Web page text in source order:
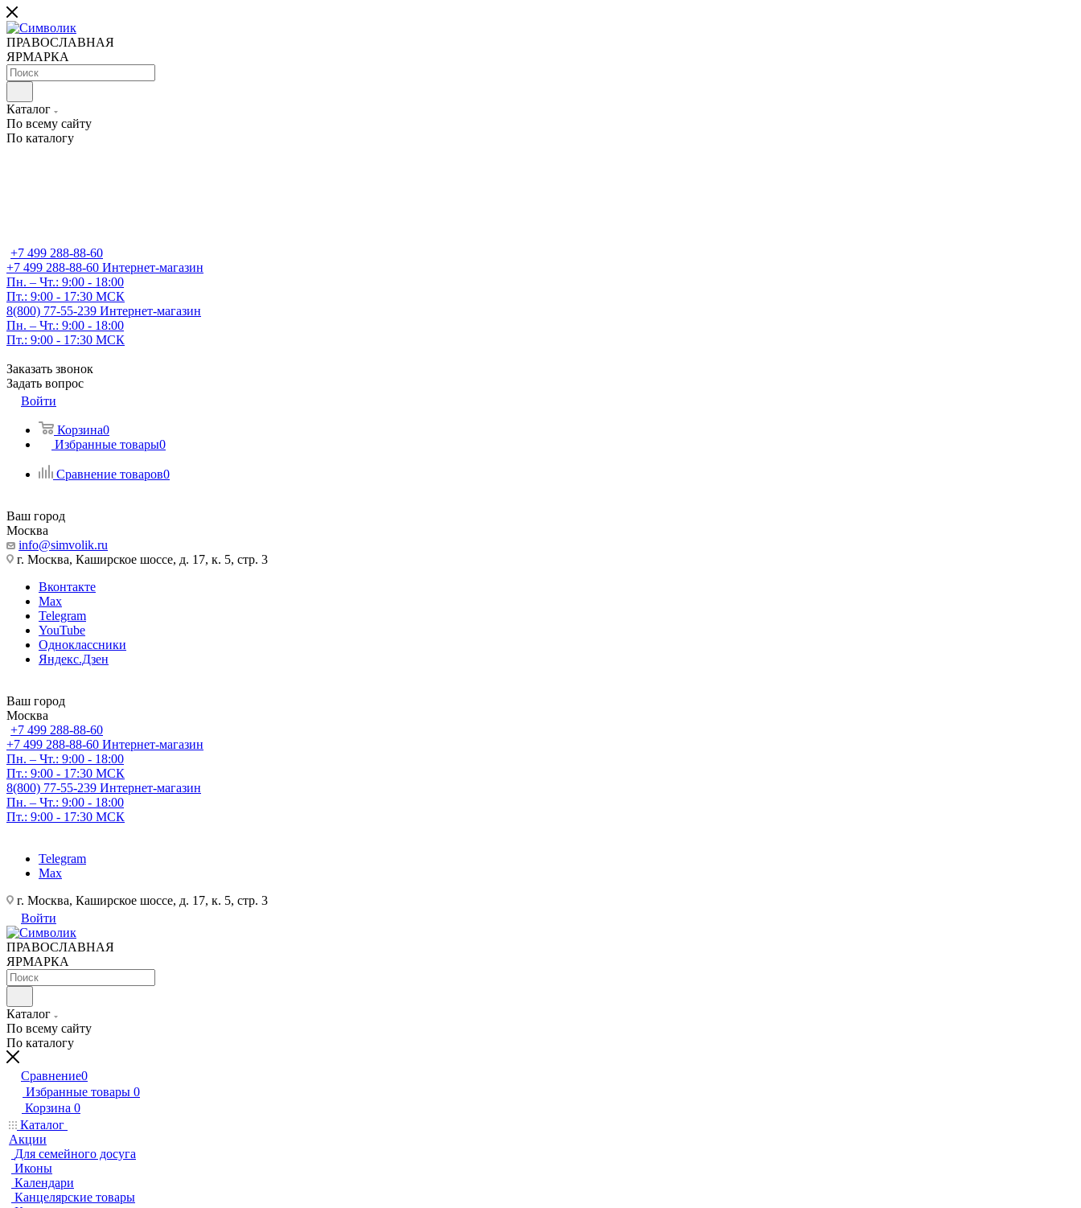
ПРАВОСЛАВНАЯ
ЯРМАРКА
Каталог
По всему сайту
По каталогу
+7 499 288-88-60
+7 499 288-88-60 Интернет-магазин
Пн. – Чт.: 9:00 - 18:00
Пт.: 9:00 - 17:30 МСК
8(800) 77-55-239 Интернет-магазин
Пн. – Чт.: 9:00 - 18:00
Пт.: 9:00 - 17:30 МСК
Заказать звонок
Задать вопрос
Войти
Корзина0
Избранные товары0
Сравнение товаров0
Ваш город
Москва
info@simvolik.ru
г. Москва, Каширское шоссе, д. 17, к. 5, стр. 3
Вконтакте
Max
Telegram
YouTube
Одноклассники
Яндекс.Дзен
Ваш город
Москва
+7 499 288-88-60
+7 499 288-88-60 Интернет-магазин
Пн. – Чт.: 9:00 - 18:00
Пт.: 9:00 - 17:30 МСК
8(800) 77-55-239 Интернет-магазин
Пн. – Чт.: 9:00 - 18:00
Пт.: 9:00 - 17:30 МСК
Telegram
Max
г. Москва, Каширское шоссе, д. 17, к. 5, стр. 3
Войти
ПРАВОСЛАВНАЯ
ЯРМАРКА
Каталог
По всему сайту
По каталогу
Сравнение0
Избранные товары 0
Корзина 0
Каталог
Акции
Для семейного досуга
Иконы
Календари
Канцелярские товары